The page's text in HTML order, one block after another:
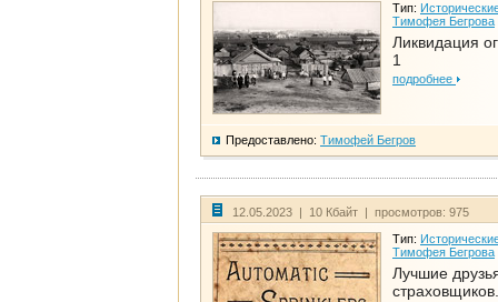
Тип:
Тимофея Бегрова
Ликвидация
1
подробнее
Предоставлено: Тимофей Бегров
12.05.2023 | 10 Кбайт | просмотров: 975
Тип:
Тимофея Бегрова
Лучшие